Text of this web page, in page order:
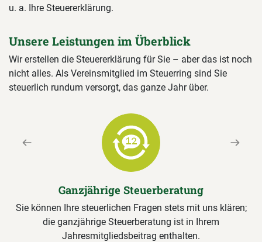
u. a. Ihre Steuererklärung.
Unsere Leistungen im Überblick
Wir erstellen die Steuererklärung für Sie – aber das ist noch
nicht alles. Als Vereinsmitglied im Steuerring sind Sie
steuerlich rundum versorgt, das ganze Jahr über.
Ganzjährige Steuerberatung
Sie können Ihre steuerlichen Fragen stets mit uns klären;
die ganzjährige Steuerberatung ist in Ihrem
Jahresmitgliedsbeitrag enthalten.
Previous Next